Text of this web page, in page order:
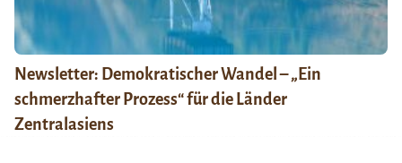
Newsletter: Demokratischer Wandel – „Ein
schmerzhafter Prozess“ für die Länder
Zentralasiens